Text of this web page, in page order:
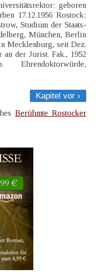
geboren
17.12.1956 Rostock;
Studium der Staats-
München, Berlin
Mecklenburg, seit Dez.
an der Jurist. Fak., 1952
Kapitel vor ›
Berühmte Rostocker